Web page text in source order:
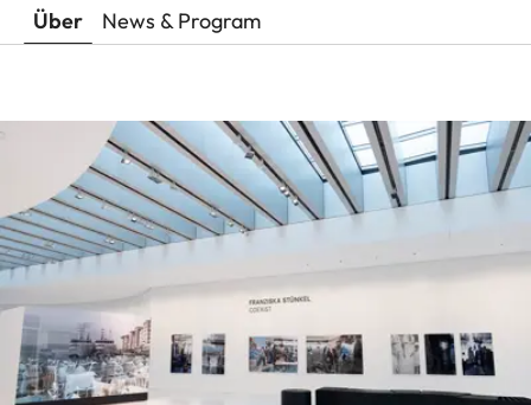
Über News & Program